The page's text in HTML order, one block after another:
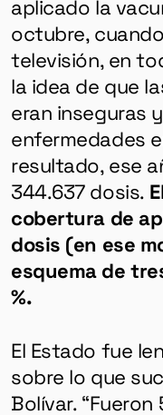
aplicado la
octubre,
televisión, en
la idea de que
eran inseguras
enfermedades
resultado, ese
344.637 dosis.
cobertura de
dosis (en ese
esquema de
%.
El Estado fue
sobre lo que
Bolívar. “Fueron